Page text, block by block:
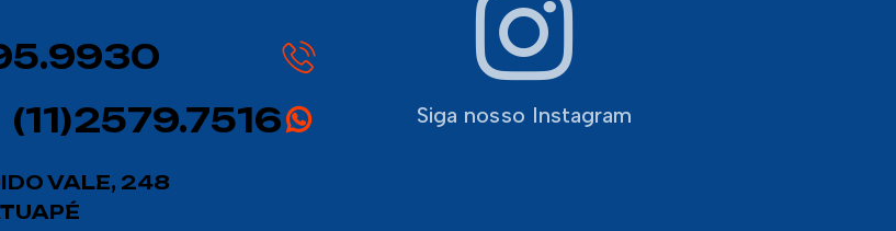
(11)2579.7516
VALE, 248
Siga nosso Instagram